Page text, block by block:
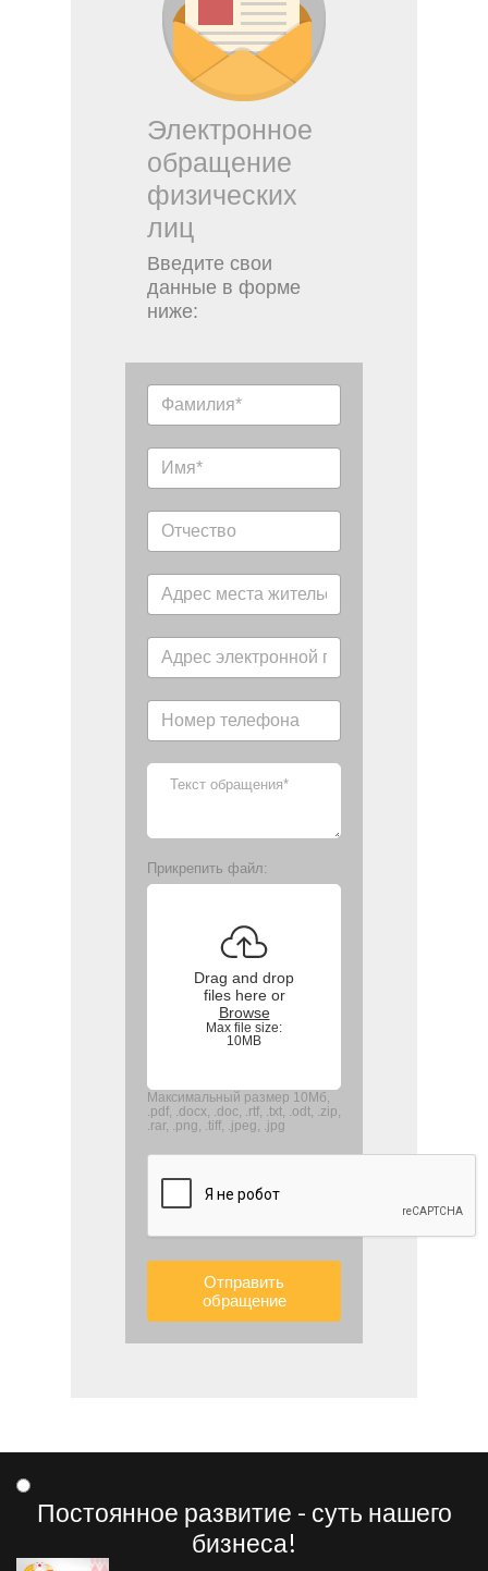
Электронное
обращение
физических
лиц
Введите свои
данные в форме
ниже:
Прикрепить файл:
Drag and drop
files here or
Browse
Max file size:
10MB
Максимальный размер 10Мб,
.pdf, .docx, .doc, .rtf, .txt, .odt, .zip,
.rar, .png, .tiff, .jpeg, .jpg
Отправить
обращение
Постоянное развитие - суть нашего
бизнеса!